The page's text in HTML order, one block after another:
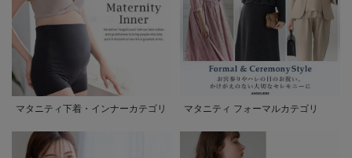
マタニティ下着・インナーカテゴリ マタニティ フォーマルカテゴリ